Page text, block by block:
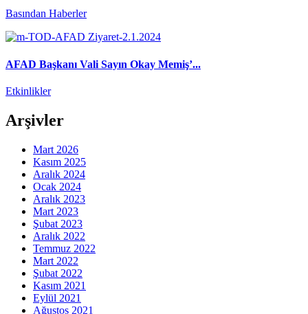
Basından Haberler
AFAD Başkanı Vali Sayın Okay Memiş’...
Etkinlikler
Arşivler
Mart 2026
Kasım 2025
Aralık 2024
Ocak 2024
Aralık 2023
Mart 2023
Şubat 2023
Aralık 2022
Temmuz 2022
Mart 2022
Şubat 2022
Kasım 2021
Eylül 2021
Ağustos 2021